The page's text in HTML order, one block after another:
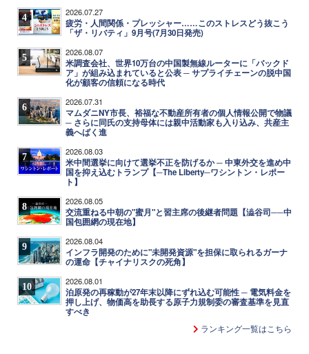
4 2026.07.27
疲労・人間関係・プレッシャー……このストレスどう抜こう
「ザ・リバティ」9月号(7月30日発売)
5 2026.08.07
米調査会社、世界10万台の中国製無線ルーターに「バックド
ア」が組み込まれていると公表 ─ サプライチェーンの脱中国
化が顧客の信頼になる時代
6 2026.07.31
マムダニNY市長、裕福な不動産所有者の個人情報公開で物議
─ さらに同氏の支持母体には親中活動家も入り込み、共産主
義へばく進
7 2026.08.03
米中間選挙に向けて選挙不正を防げるか ─ 中東外交を進め中
国を抑え込むトランプ【─The Liberty─ワシントン・レポー
ト】
8 2026.08.05
交流重ねる中朝の"蜜月"と習主席の後継者問題【澁谷司──中
国包囲網の現在地】
9 2026.08.04
インフラ開発のために"未開発資源"を担保に取られるガーナ
の運命【チャイナリスクの死角】
10 2026.08.01
泊原発の再稼動が27年末以降にずれ込む可能性 ─ 電気料金を
押し上げ、物価高を助長する原子力規制委の審査基準を見直
すべき
ランキング一覧はこちら